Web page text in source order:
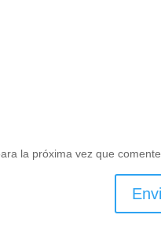
la próxima vez que comente.